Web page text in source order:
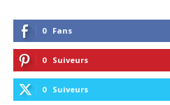
0 Fans
0 Suiveurs
0 Suiveurs